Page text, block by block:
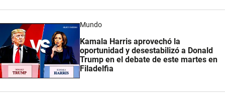
Mundo
Kamala Harris aprovechó la
oportunidad y desestabilizó a Donald
Trumpen el debate de este martes en
Filadelfia